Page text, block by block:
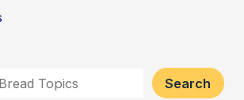
Search